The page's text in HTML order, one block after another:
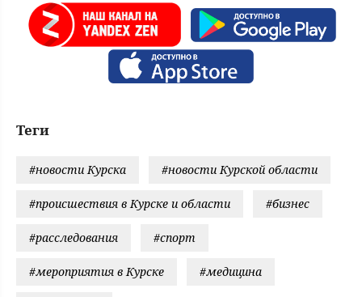
Теги
#новости Курска #новости Курской области
#происшествия в Курске и области #бизнес
#расследования #спорт
#мероприятия в Курске #медицина